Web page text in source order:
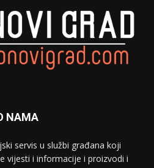
NAMA
servis u službi građana koji
vijesti i informacije i proizvodi i